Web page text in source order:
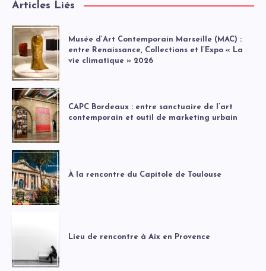
Articles Liés
Musée d’Art Contemporain Marseille (MAC) :
entre Renaissance, Collections et l’Expo « La
vie climatique » 2026
CAPC Bordeaux : entre sanctuaire de l’art
contemporain et outil de marketing urbain
À la rencontre du Capitole de Toulouse
Lieu de rencontre à Aix en Provence